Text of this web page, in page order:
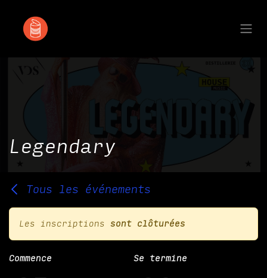
Legendary
Tous les événements
Les inscriptions sont clôturées
Commence Se termine